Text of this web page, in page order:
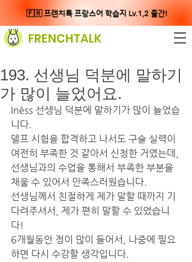
🇫🇷 프렌치톡 프랑스어 학습지 Lv.1,2 출간!
FRENCHTALK
193. 선생님 덕분에 말하기
가 많이 늘었어요.
Inèss 선생님 덕분에 말하기가 많이 늘었습
니다.
델프 시험을 합격하고 나서도 구술 실력이
여전히 부족한 것 같아서 신청한 거였는데,
선생님과의 수업을 통해서 부족한 부분을
채울 수 있어서 만족스러웠습니다.
선생님께서 친절하게 제가 말할 때까지 기
다려주셔서, 제가 편히 말할 수 있었습니
다!
6개월동안 정이 많이 들어서, 나중에 필요
하면 다시 수강할 생각입니다.